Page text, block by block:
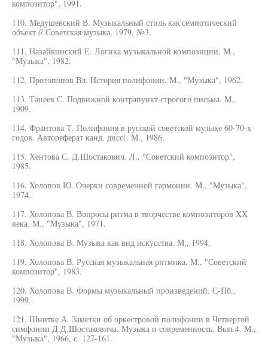
композитор", 1991.
110. Медушевский В. Музыкальный стиль как'семиотический
объект // Советская музыка, 1979, №3.
111. Назайкинский Е. Логика музыкальной композиции. М.,
"Музыка", 1982.
112. Протопопов Вл. История полифонии. М., "Музыка", 1962.
113. Танеев С. Подвижной контрапункт строгого письма. М.,
1909.
114. Франтова Т. Полифония в русской советской музыке 60-70-х
годов. Автореферат канд. дисс(. М., 1986.
115. Хентова С. Д.Шостакович. Л., "Советский композитор",
1985.
116. Холопов Ю. Очерки современной гармонии. М., "Музыка",
1974.
117. Холопова В. Вопросы ритма в творчестве композиторов XX
века. М., "Музыка", 1971.
118. Холопова В. Музыка как вид искусства. М., 1994.
119. Холопова В. Русская музыкальная ритмика. М., "Советский
композитор", 1983.
120. Холопова В. Формы музыкальный произведений. С-Пб.,
1999.
121. Шнитке А. Заметки об оркестровой полифонии в Четвертой
симфонии Д.Д.Шостаковича. Музыка и современность. Вып.4. М.,
"Музыка", 1966, с. 127-161.